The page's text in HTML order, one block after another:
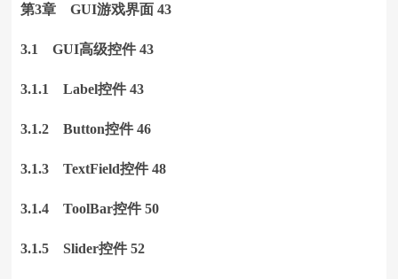
第3章 GUI游戏界面 43
3.1 GUI高级控件 43
3.1.1 Label控件 43
3.1.2 Button控件 46
3.1.3 TextField控件 48
3.1.4 ToolBar控件 50
3.1.5 Slider控件 52